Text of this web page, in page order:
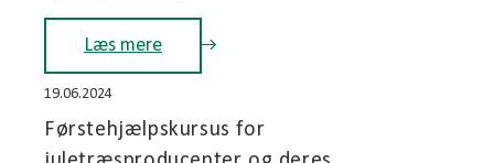
Læs mere
19.06.2024
Førstehjælpskursus for